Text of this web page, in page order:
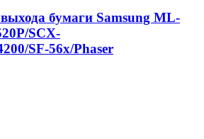
бумаги Samsung ML-
SCX-
SF-56х/Phaser